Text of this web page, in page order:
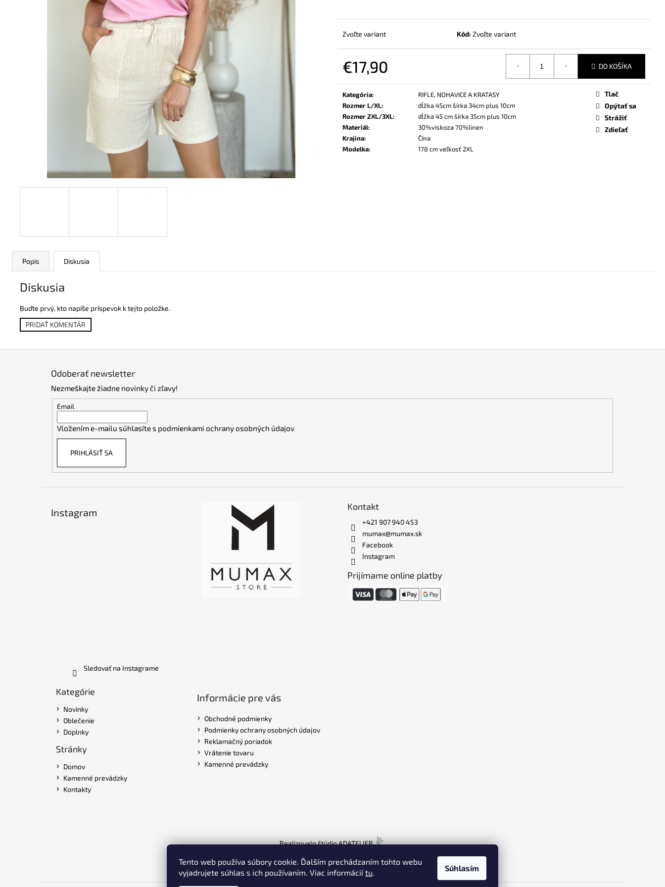
Tento web používa súbory cookie. Ďalším prechádzaním tohto webu
vyjadrujete súhlas s ich používaním. Viac informáciítu. Súhlasím
Zvoľte variant Kód: Zvoľte variant
€17,90 DO KOŠÍKA
Kategória:
RIFLE, NOHAVICE A KRATASY
Rozmer L/XL:
dĺžka 45cm šírka 34cm plus 10cm
Rozmer 2XL/3XL:
dĺžka 45 cm šírka 35cm plus 10cm
Materiál:
30%viskoza 70%linen
Krajina:
Čína
Modelka: 178 cm veľkosť 2XL
Tlač
Opýtať sa
Strážiť
Zdieľať
Popis Diskusia
Diskusia
Buďte prvý, kto napíše príspevok k tejto položke.
PRIDAŤ KOMENTÁR
Odoberať newsletter
Nezmeškajte žiadne novinky či zľavy!
Email
Vložením e-mailu súhlasíte s podmienkami ochrany osobných údajov
PRIHLÁSIŤ SA
Instagram
Sledovať na Instagrame
Kontakt
+421 907 940 453
mumax@mumax.sk
Facebook
Instagram
Prijímame online platby
Kategórie
Novinky
Oblečenie
Doplnky
Stránky
Domov
Kamenné prevádzky
Kontakty
Informácie pre vás
Obchodné podmienky
Podmienky ochrany osobných údajov
Reklamačný poriadok
Vrátenie tovaru
Kamenné prevádzky
Realizovalo štúdioADATELIER